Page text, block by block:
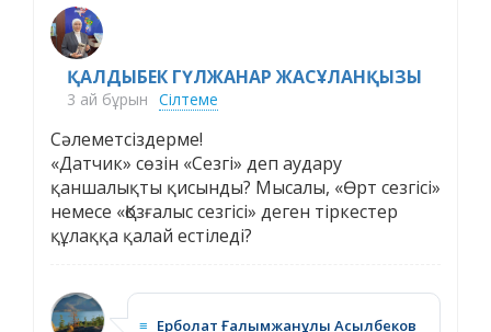
ҚАЛДЫБЕК ГҮЛЖАНАР ЖАСҰЛАНҚЫЗЫ
3 ай бұрын Сілтеме
Сәлеметсіздерме!
«Датчик» сөзін «Сезгі» деп аудару
қаншалықты қисынды? Мысалы, «Өрт сезгісі»
немесе «Қозғалыс сезгісі» деген тіркестер
құлаққа қалай естіледі?
≡ Ерболат Ғалымжанұлы Асылбеков